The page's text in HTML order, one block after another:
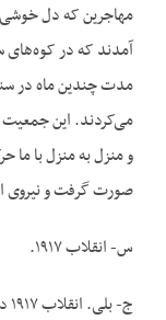
مهاجرین که دل خوشی
آمدند که در کوه‌‌های
مدت چندین ماه در
می‌کردند. این جمعیت
و منزل به منزل با ما
صورت گرفت و نیروی
س- انقلاب ۱۹۱۷.